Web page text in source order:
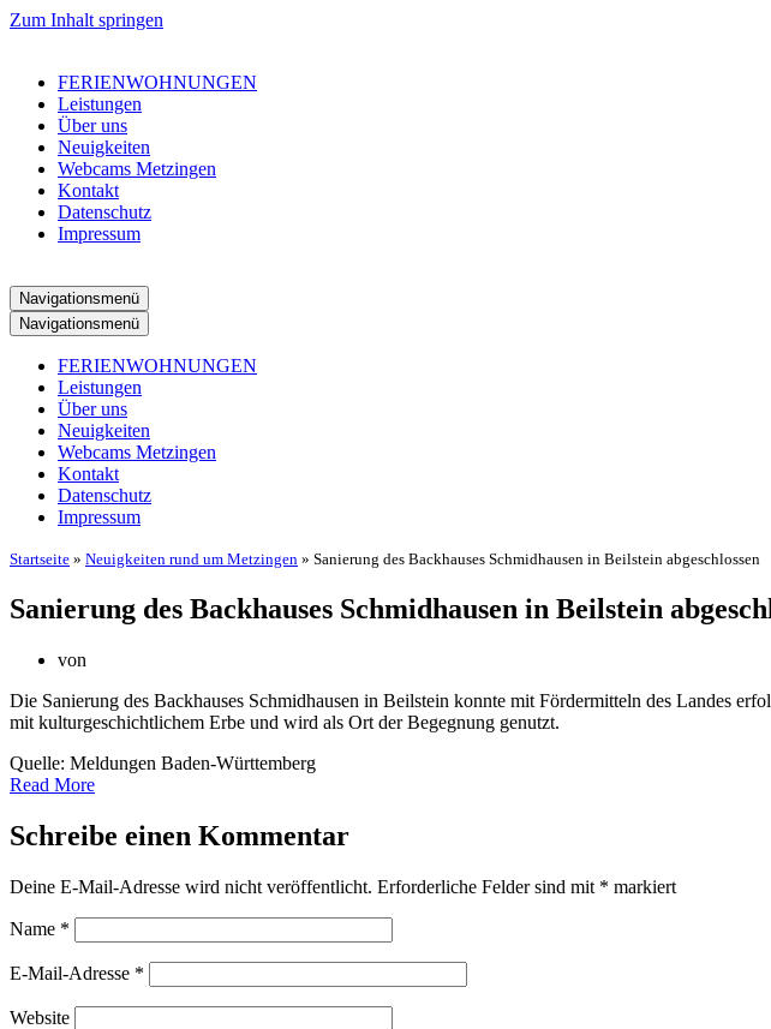
Zum Inhalt springen
FERIENWOHNUNGEN
Leistungen
Über uns
Neuigkeiten
Webcams Metzingen
Kontakt
Datenschutz
Impressum
Navigationsmenü
Navigationsmenü
FERIENWOHNUNGEN
Leistungen
Über uns
Neuigkeiten
Webcams Metzingen
Kontakt
Datenschutz
Impressum
Startseite » Neuigkeiten rund um Metzingen » Sanierung des Backhauses Schmidhausen in Beilstein abgeschlossen
Sanierung des Backhauses Schmidhausen in Beilstein
von
Die Sanierung des Backhauses Schmidhausen in Beilstein konnte mit Fördermitteln des Landes
mit kulturgeschichtlichem Erbe und wird als Ort der Begegnung genutzt.
Quelle: Meldungen Baden-Württemberg
Read More
Schreibe einen Kommentar
Deine E-Mail-Adresse wird nicht veröffentlicht. Erforderliche Felder sind mit * markiert
Name *
E-Mail-Adresse *
Website